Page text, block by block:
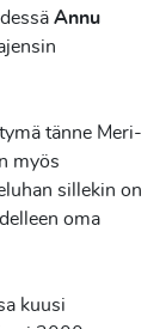
Annu
tänne Meri-
myös
sillekin on
oma
kuusi